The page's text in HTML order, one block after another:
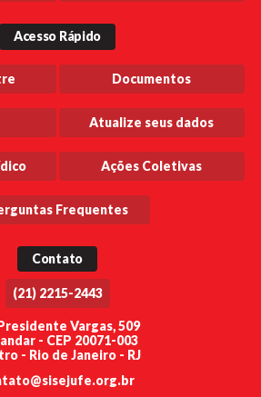
Acesso Rápido
Documentos
Atualize seus dados
Ações Coletivas
Frequentes
Contato
(21) 2215-2443
Vargas, 509
andar - CEP 20071-003
- Rio de Janeiro - RJ